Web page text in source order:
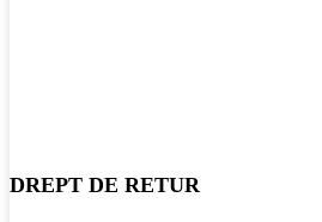
DREPT DE RETUR